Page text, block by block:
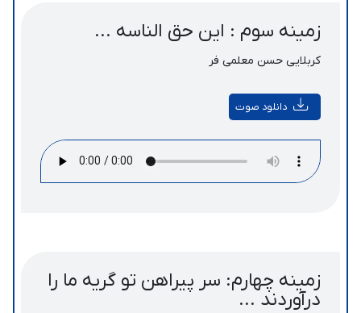
زمینه سوم : این حق الناسه ...
کربلایی حسن معلمی فر
دانلود صوت
زمینه چهارم: سر پیراهن تو گریه ما را
درآوردند ...